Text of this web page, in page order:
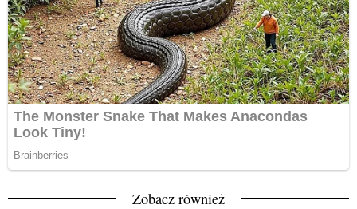
Zobacz również